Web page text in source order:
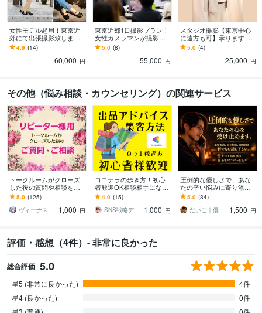
女性モデル起用！東京近
郊にて出張撮影致します
WEBサイト、店舗、SN
S、集客、広告等の出張撮
4.9 (14)
60,000 円
東京近郊1日撮影プラン！
女性カメラマンが撮影し
ます イベント・セミナ
ー・ワークショップ・パ
ーティなどの写真撮影に
5.0 (8)
55,000 円
スタジオ撮影【東京中心
に遠方も可】承ります ラ
イティング機材をしっか
り組んで選ばれるプロフ
5.0 (4)
25,000 円
その他（悩み相談・カウンセリング）の関連サービス
トークルームがクローズ
した後の質問や相談を承
ります ※今まで私の施術を
受けたことがない方は、
お申し込みできません
5.0 (125)
ヴィーナス☆パワー
1,000 円
ココナラの歩き方！初心
者歓迎OK相談相手になり
ます 愚痴聞き、集客方
法、出品アドバイスなど
悩みを解消
4.9 (15)
SNS戦略デザイン｜ケイ
1,000 円
圧倒的な優しさで、あな
たの辛い悩みに寄り添い
ます 恋愛相談、悩み相
談、愚痴聞き、どんな話
でも寄り添い支えます
5.0 (34)
だいご｜優しさの塊みたいなカウンセラー
1,500 円
評価・感想（4件）- 非常に良かった
総合評価 5.0
星5 (非常に良かった)
4件
星4 (良かった)
0件